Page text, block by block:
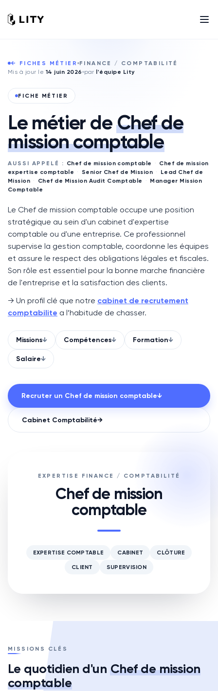
← FICHES MÉTIER FINANCE / COMPTABILITÉ
Mis à jour le 14 juin 2026 par l'équipe Lity
FICHE MÉTIER
Le métier de Chef de
mission comptable
AUSSI APPELÉ : Chef de mission comptable · Chef de mission
expertise comptable · Senior Chef de Mission ·
Lead Chef de
Mission · Chef de Mission Audit Comptable · Manager Mission
Comptable
Le Chef de mission comptable occupe une position
stratégique au sein d'un cabinet d'expertise
comptable ou d'une entreprise. Ce professionnel
supervise la gestion comptable, coordonne les équipes
et assure le respect des obligations légales et fiscales.
Son rôle est essentiel pour la bonne marche financière
de l'entreprise et la satisfaction des clients.
→ Un profil clé que notre cabinet de recrutement
comptabilite a l’habitude de chasser.
Missions↓ Compétences↓ Formation↓
Salaire↓
Recruter un Chef de mission comptable↓
Cabinet Comptabilité→
EXPERTISE FINANCE / COMPTABILITÉ
Chef de mission
comptable
EXPERTISE COMPTABLE CABINET CLÔTURE
CLIENT SUPERVISION
MISSIONS CLÉS
Le quotidien d'un Chef de mission
comptable